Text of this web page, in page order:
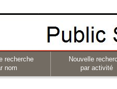
recherche
nom
Nouvelle
par activité